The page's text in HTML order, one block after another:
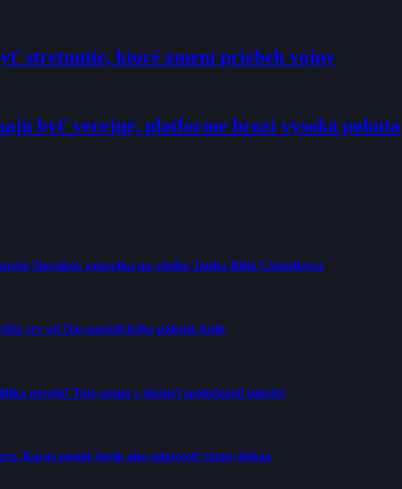
stretnutie, ktoré zmení priebeh vojny
byť verejné, platforme hrozí vysoká pokuta
Slovákov expertka na všetko Janka Bittó Cigániková
vec od čias nacistického pálenia kníh
nerobí! Toto nemá v slušnej spoločnosti miesto!
Karas poslal Jurík ako odpoveď rázny dokaz